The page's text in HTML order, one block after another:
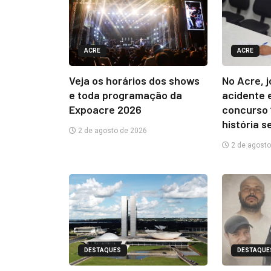
ACRE
Veja os horários dos shows
e toda programação da
Expoacre 2026
2 de agosto de 2026
ACRE
No Acre,
acidente
concurso
história
2 de
DESTAQUES